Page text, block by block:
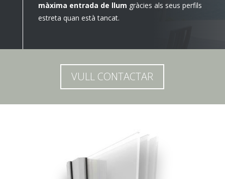
màxima entrada de llum gràcies als seus perfils
estreta quan està tancat.
VULL CONTACTAR